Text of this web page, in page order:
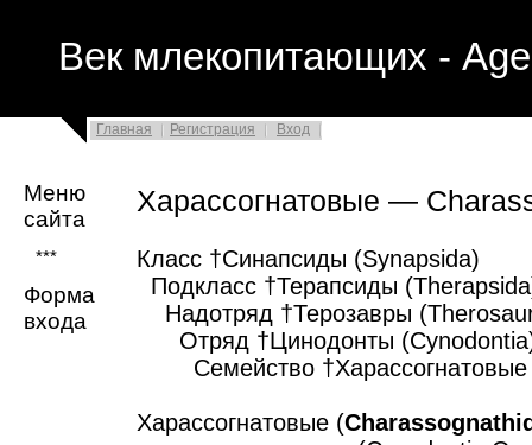
Век млекопитающих -
Главная Регистрация Вход
Меню
сайта
***
Форма
входа
Харассогнатовые —
Класс †Синапсиды (Synapsida)
Подкласс †Терапсиды
Надотряд †Терозавры
Отряд †Цинодонты
Семейство †Харассогнатовые
Харассогнатовые (